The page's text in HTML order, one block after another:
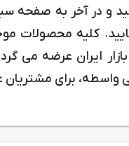
و در آخر به صفحه
کلیه محصولات
ایران عرضه می
برای مشتریان